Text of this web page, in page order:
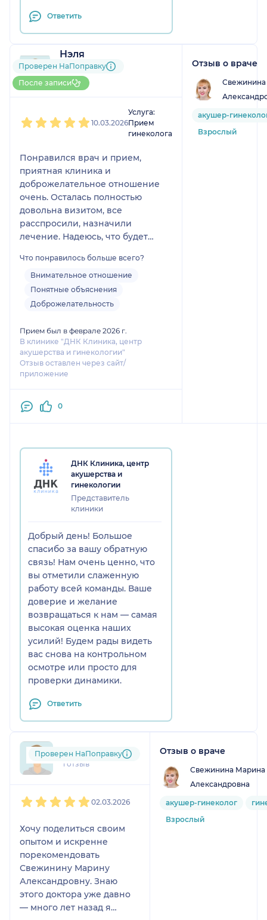
Ответить
Нэля
3 отзыва
До 5 записей через
НаПоправку
Проверен НаПоправку
После записи
10.03.2026
Услуга:
Прием
гинеколога
Понравился врач и прием,
приятная клиника и
доброжелательное отношение
очень. Осталась полностью
довольна визитом, все
расспросили, назначили
лечение. Надеюсь, что будет
клинике тоже очень
дружелюбный и приветливый,
все объяснили, помогли со всем
разобраться. Хочется
высоком уровне. Спасибо
доктору!
Что понравилось больше всего?
Внимательное отношение
Понятные объяснения
Доброжелательность
Прием был в феврале 2026 г.
В клинике "ДНК Клиника, центр
акушерства и гинекологии"
Отзыв оставлен через сайт/
приложение
0
Отзыв о враче
акушер-
Взрослый
ДНК Клиника, центр
акушерства и
гинекологии
Представитель
клиники
Добрый день! Большое
спасибо за вашу обратную
связь! Нам очень ценно, что
вы отметили слаженную
работу всей команды. Ваше
доверие и желание
возвращаться к нам — самая
высокая оценка наших
усилий! Будем рады видеть
вас снова на контрольном
осмотре или просто для
проверки динамики.
Ответить
zal....@....ru
1 отзыв
Проверен НаПоправку
02.03.2026
Хочу поделиться своим
опытом и искренне
порекомендовать
Свежинину Марину
Александровну. Знаю
этого доктора уже давно
— много лет назад я
Отзыв о враче
Свежинина Марина
Александровна
акушер-гинеколог
Взрослый